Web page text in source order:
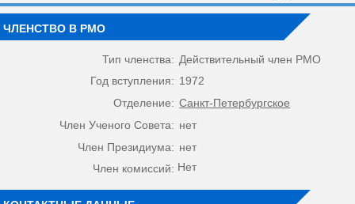
ЧЛЕНСТВО В РМО
Тип членства: Действительный член РМО
Год вступления: 1972
Отделение: Санкт-Петербургское
Член Ученого Совета: нет
Член Президиума: нет
Член комиссий: Нет